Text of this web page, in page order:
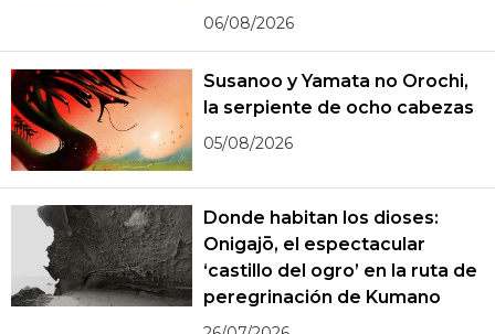
06/08/2026
Susanoo y Yamata no Orochi,
la serpiente de ocho cabezas
05/08/2026
Donde habitan los dioses:
Onigajō, el espectacular
‘castillo del ogro’ en la ruta de
peregrinación de Kumano